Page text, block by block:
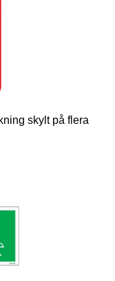
skylt på flera